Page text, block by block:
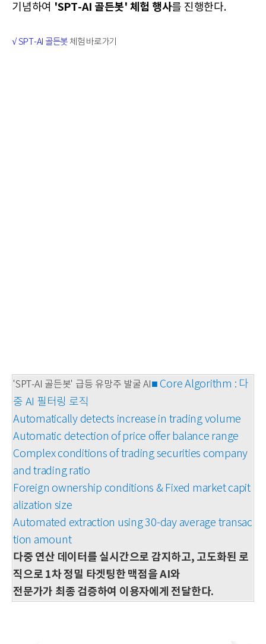
기념하여 'SPT-AI 골든봇' 체험 행사를 진행한다.
√ SPT-AI 골든봇 체험 바로가기
'SPT-AI 골든봇' 급등 유망주 발굴 A ■ Core Algorithm : 다
중 AI 필터링 로직
Automatically detects increase in trading volume
Automatic detection of price offer balance range
Complex conditions of trading securities company
and trading ratio
Foreign ownership conditions & Fixed market capit
alization size
Automated extraction using 30-day average transac
tion amount
다중 연산 데이터를 실시간으로 감지하고, 고도화된 로
직으로 1차 정밀 타겟팅한 맥점을 AI와
전문가가 최종 검증하여 이용자에게 전달한다.